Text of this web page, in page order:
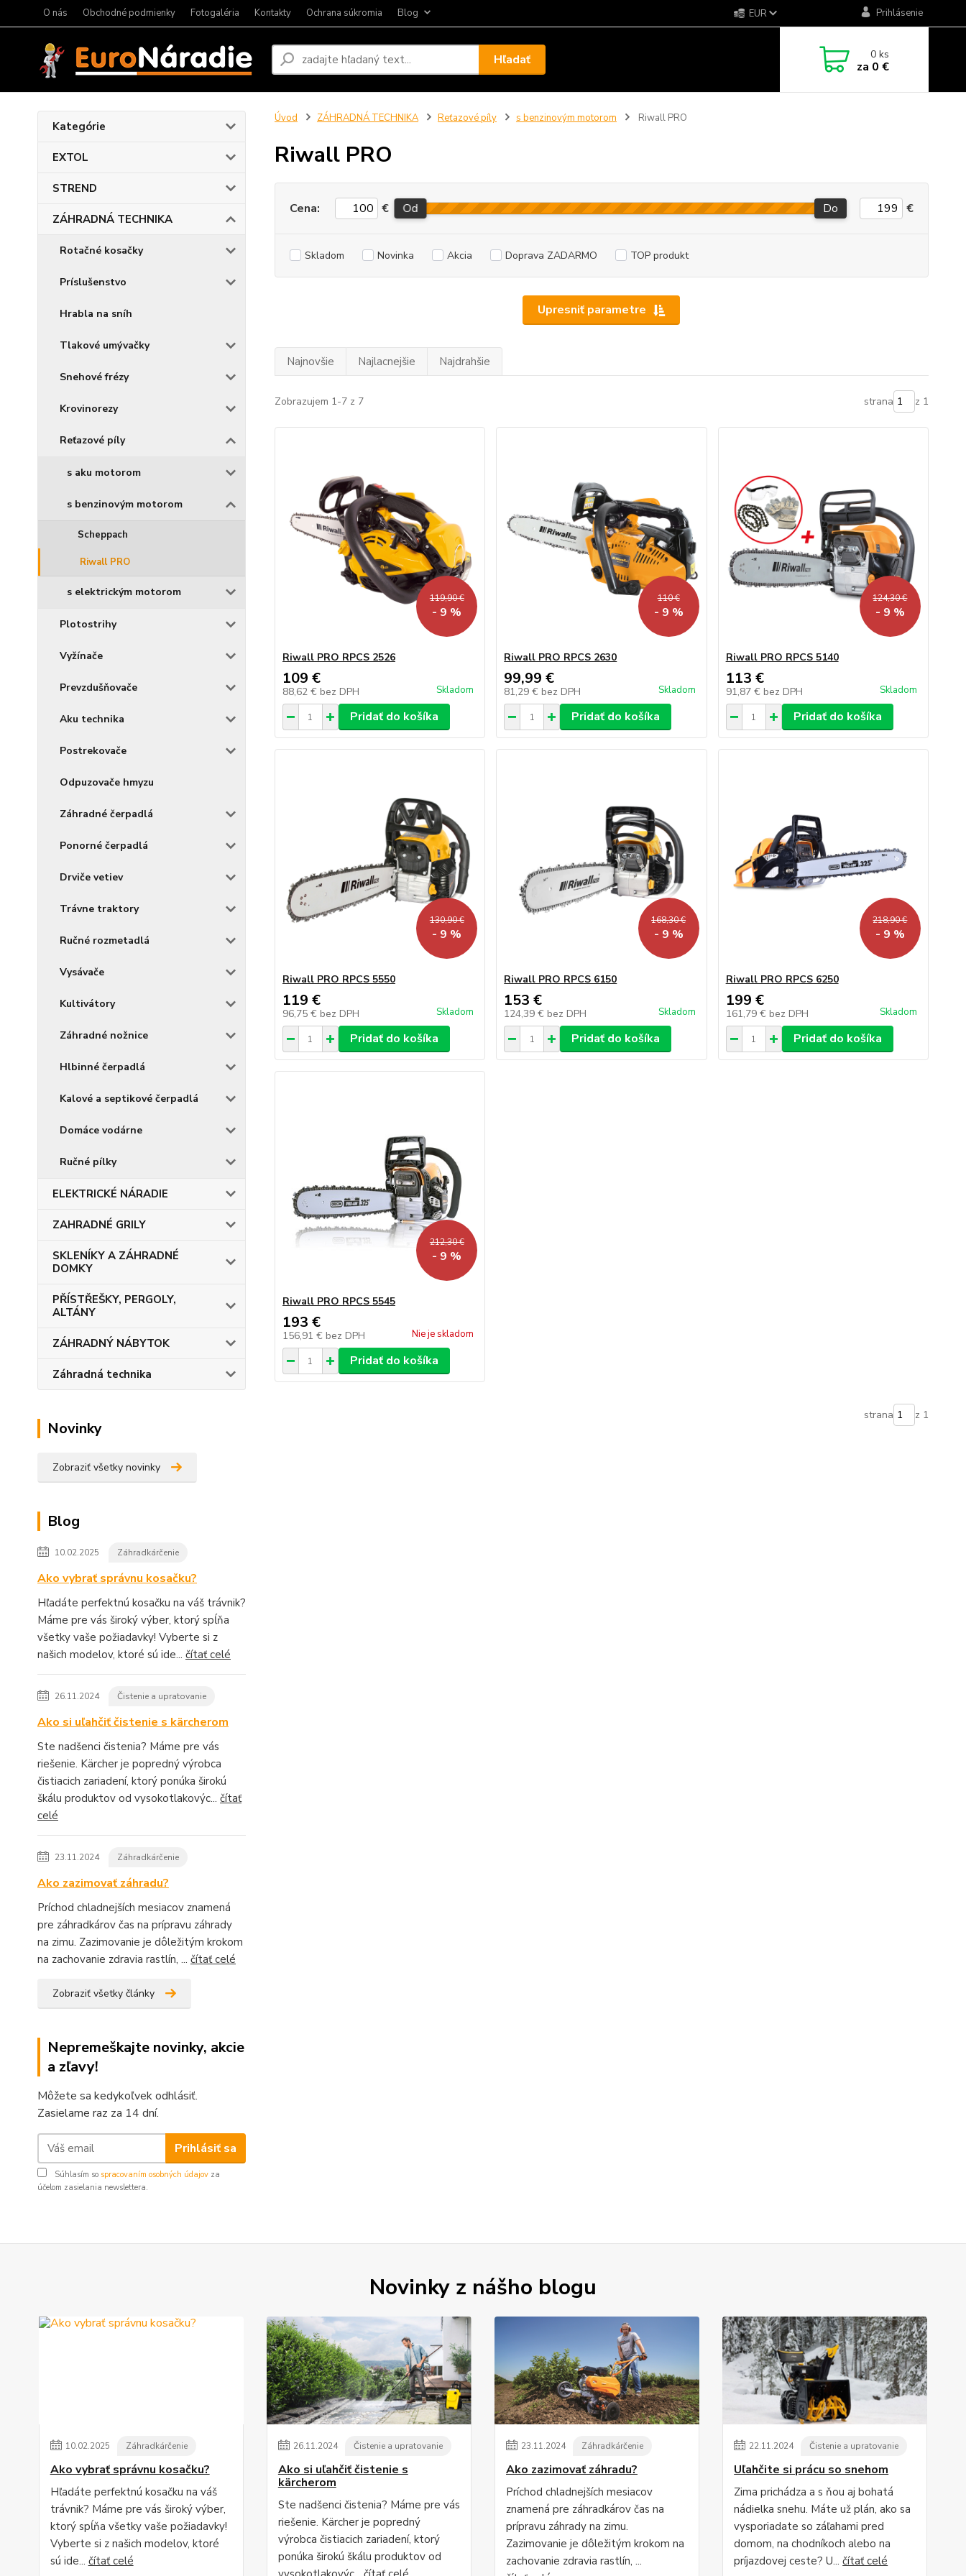
O nás Obchodné podmienky Fotogaléria Kontakty Ochrana súkromia Blog EUR Prihlásenie
Hľadať 0ks
za 0 €
Kategórie
EXTOL
STREND
ZÁHRADNÁ TECHNIKA
Rotačné kosačky
Príslušenstvo
Hrabla na sníh
Tlakové umývačky
Snehové frézy
Krovinorezy
Reťazové píly
s aku motorom
s benzinovým motorom
Scheppach
Riwall PRO
s elektrickým motorom
Plotostrihy
Vyžínače
Prevzdušňovače
Aku technika
Postrekovače
Odpuzovače hmyzu
Záhradné čerpadlá
Ponorné čerpadlá
Drviče vetiev
Trávne traktory
Ručné rozmetadlá
Vysávače
Kultivátory
Záhradné nožnice
Hlbinné čerpadlá
Kalové a septikové čerpadlá
Domáce vodárne
Ručné pílky
ELEKTRICKÉ NÁRADIE
ZAHRADNÉ GRILY
SKLENÍKY A ZÁHRADNÉ
DOMKY
PŘÍSTŘEŠKY, PERGOLY,
ALTÁNY
ZÁHRADNÝ NÁBYTOK
Záhradná technika
Novinky
Zobraziť všetky novinky
Blog
10.02.2025 Záhradkárčenie
Ako vybrať správnu kosačku?
Hľadáte perfektnú kosačku na váš trávnik?
Máme pre vás široký výber, ktorý spĺňa
všetky vaše požiadavky! Vyberte si z
našich modelov, ktoré sú ide... čítať celé
26.11.2024 Čistenie a upratovanie
Ako si uľahčiť čistenie s kärcherom
Ste nadšenci čistenia? Máme pre vás
riešenie. Kärcher je popredný výrobca
čistiacich zariadení, ktorý ponúka širokú
škálu produktov od vysokotlakovýc... čítať
celé
23.11.2024 Záhradkárčenie
Ako zazimovať záhradu?
Príchod chladnejších mesiacov znamená
pre záhradkárov čas na prípravu záhrady
na zimu. Zazimovanie je dôležitým krokom
na zachovanie zdravia rastlín, ... čítať celé
Zobraziť všetky články
Nepremeškajte novinky, akcie
a zľavy!
Môžete sa kedykoľvek odhlásiť.
Zasielame raz za 14 dní.
Prihlásiť sa
Súhlasím so spracovaním osobných údajov za
účelom zasielania newslettera.
Úvod ZÁHRADNÁ TECHNIKA Reťazové píly s benzinovým motorom Riwall PRO
Riwall PRO
Upresniť parametre
Cena: € Od Do €
Skladom Novinka Akcia Doprava ZADARMO TOP produkt
Najnovšie Najlacnejšie Najdrahšie
Zobrazujem 1-7 z 7 strana z 1
119,90 €
- 9 %
Riwall PRO RPCS 2526
109 €
88,62 € bez DPH Skladom
Pridať do košíka
110 €
- 9 %
Riwall PRO RPCS 2630
99,99 €
81,29 € bez DPH Skladom
Pridať do košíka
124,30 €
- 9 %
Riwall PRO RPCS 5140
113 €
91,87 € bez DPH Skladom
Pridať do košíka
130,90 €
- 9 %
Riwall PRO RPCS 5550
119 €
96,75 € bez DPH Skladom
Pridať do košíka
168,30 €
- 9 %
Riwall PRO RPCS 6150
153 €
124,39 € bez DPH Skladom
Pridať do košíka
218,90 €
- 9 %
Riwall PRO RPCS 6250
199 €
161,79 € bez DPH Skladom
Pridať do košíka
212,30 €
- 9 %
Riwall PRO RPCS 5545
193 €
156,91 € bez DPH Nie je skladom
Pridať do košíka
strana z 1
Novinky z nášho blogu
10.02.2025 Záhradkárčenie
Ako vybrať správnu kosačku?
Hľadáte perfektnú kosačku na váš
trávnik? Máme pre vás široký výber,
ktorý spĺňa všetky vaše požiadavky!
Vyberte si z našich modelov, ktoré
sú ide... čítať celé
26.11.2024 Čistenie a upratovanie
Ako si uľahčiť čistenie s
kärcherom
Ste nadšenci čistenia? Máme pre vás
riešenie. Kärcher je popredný
výrobca čistiacich zariadení, ktorý
ponúka širokú škálu produktov od
23.11.2024 Záhradkárčenie
Ako zazimovať záhradu?
Príchod chladnejších mesiacov
znamená pre záhradkárov čas na
prípravu záhrady na zimu.
Zazimovanie je dôležitým krokom na
zachovanie zdravia rastlín, ...
22.11.2024 Čistenie a upratovanie
Uľahčite si prácu so snehom
Zima prichádza a s ňou aj bohatá
nádielka snehu. Máte už plán, ako sa
vysporiadate so záľahami pred
domom, na chodníkoch alebo na
príjazdovej ceste? U...čítať celé